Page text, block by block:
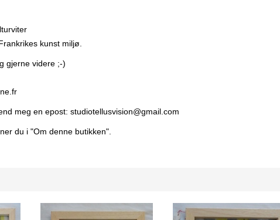
kunst miljø.
gjerne videre ;-)
meg en epost: studiotellusvision@gmail.com
du i "Om denne butikken".